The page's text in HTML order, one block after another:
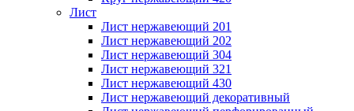
Лист
Лист нержавеющий 201
Лист нержавеющий 202
Лист нержавеющий 304
Лист нержавеющий 321
Лист нержавеющий 430
Лист нержавеющий декоративный